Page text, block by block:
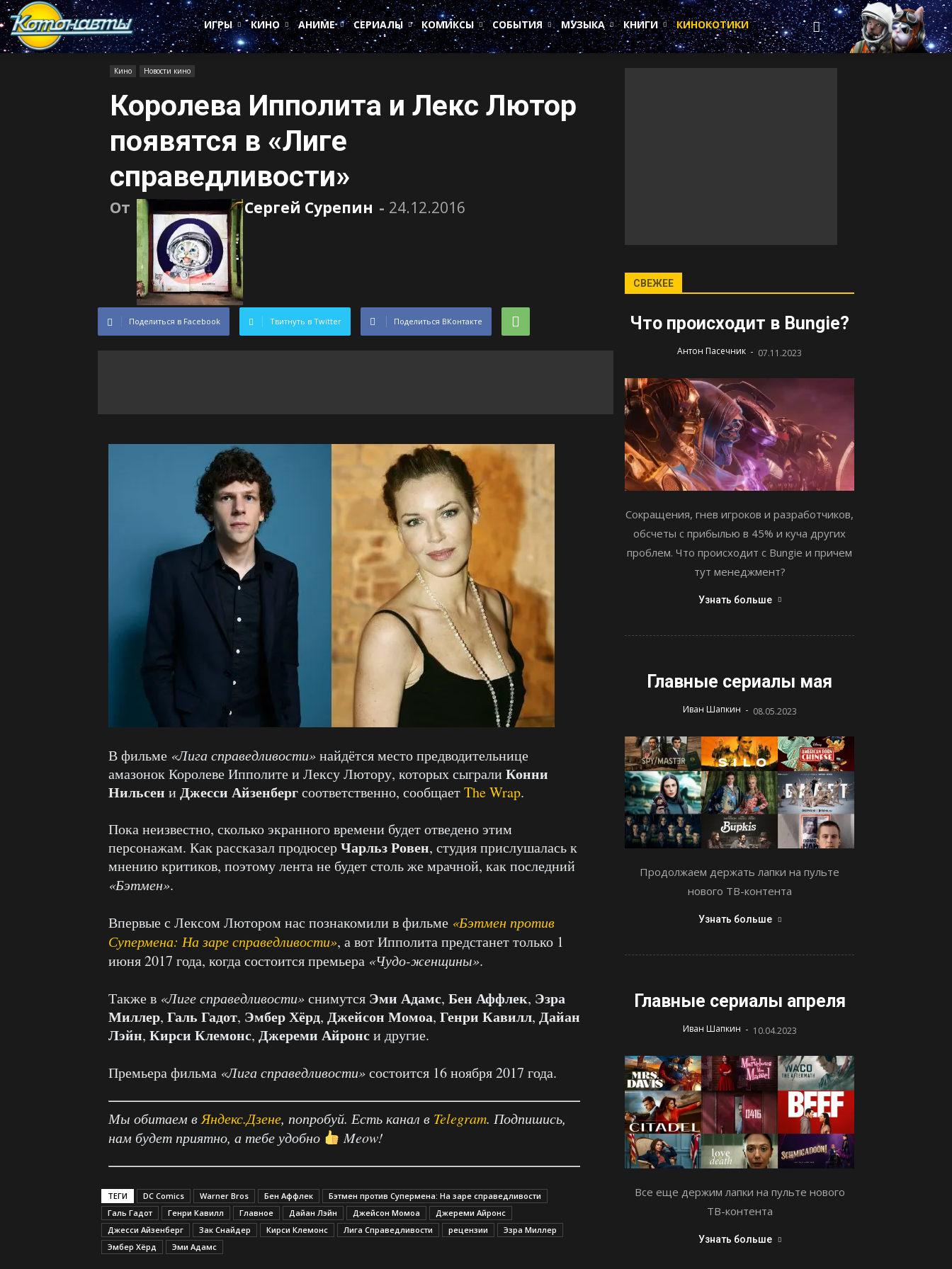
Котонавты
ИГРЫ
КИНО АНИМЕ СЕРИАЛЫ КОМИКСЫ СОБЫТИЯ МУЗЫКА КНИГИ КИНОКОТИКИ
Кино Новости кино
Королева Ипполита и Лекс Лютор
появятся в «Лиге
справедливости»
От Сергей Сурепин - 24.12.2016
Поделиться в Facebook Твитнуть в Twitter Поделиться ВКонтакте
В фильме «Лига справедливости»найдётся место предводительнице
амазонок Королеве Ипполите и Лексу Лютору, которых сыграли Конни
Нильсен и Джесси Айзенбергсоответственно, сообщаетThe Wrap.
Пока неизвестно, сколько экранного времени будет отведено этим
персонажам. Как рассказал продюсерЧарльз Ровен, студия прислушалась к
мнению критиков, поэтому лента не будет столь же мрачной, как последний
«Бэтмен».
Впервые с Лексом Лютором нас познакомили в фильме «Бэтмен против
Супермена: На заре справедливости», а вот Ипполита предстанет только 1
июня 2017 года, когда состоится премьера «Чудо-женщины».
Также в «Лиге справедливости»снимутся Эми Адамс, Бен Аффлек, Эзра
Миллер, Галь Гадот, Эмбер Хёрд, Джейсон Момоа, Генри Кавилл, Дайан
Лэйн, Кирси Клемонс, Джереми Айронси другие.
Премьера фильма «Лига справедливости»состоится 16 ноября 2017 года.
Мы обитаем в Яндекс.Дзене, попробуй. Есть канал в Telegram. Подпишись,
нам будет приятно, а тебе удобно
Meow!
ТЕГИ DC Comics Warner Bros Бен Аффлек
Бэтмен против Супермена: На заре справедливости
Галь Гадот
Генри Кавилл Главное Дайан Лэйн Джейсон Момоа
Джереми Айронс
Джесси Айзенберг
Зак Снайдер Кирси Клемонс Лига Справедливости рецензии
Эзра Миллер
Эмбер Хёрд
Эми Адамс
СВЕЖЕЕ
Что происходит в Bungie?
Антон Пасечник - 07.11.2023
Сокращения, гнев игроков и разработчиков,
обсчеты с прибылью в 45% и куча других
проблем. Что происходит с Bungie и причем
тут менеджмент?
Узнать больше
Главные сериалы мая
Иван Шапкин - 08.05.2023
Продолжаем держать лапки на пульте
нового ТВ-контента
Узнать больше
Главные сериалы апреля
Иван Шапкин - 10.04.2023
Все еще держим лапки на пульте нового
ТВ-контента
Узнать больше